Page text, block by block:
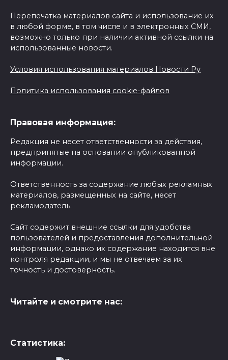
Перепечатка материалов сайта и использование их
в любой форме, в том числе и в электронных СМИ,
возможно только при наличии активной ссылки на
использованные новости.
Условия использования материалов Новости Ру
Политика использования cookie-файлов
Правовая информация:
Редакция не несет ответственности за действия,
предпринятые на основании опубликованной
информации.
Ответственность за содержание любых рекламных
материалов, размещенных на сайте, несет
рекламодатель.
Сайт содержит внешние ссылки для удобства
пользователей и предоставления дополнительной
информации, однако их содержание находится вне
контроля редакции, и мы не отвечаем за их
точность и достоверность.
Читайте и смотрите нас:
Статистика: